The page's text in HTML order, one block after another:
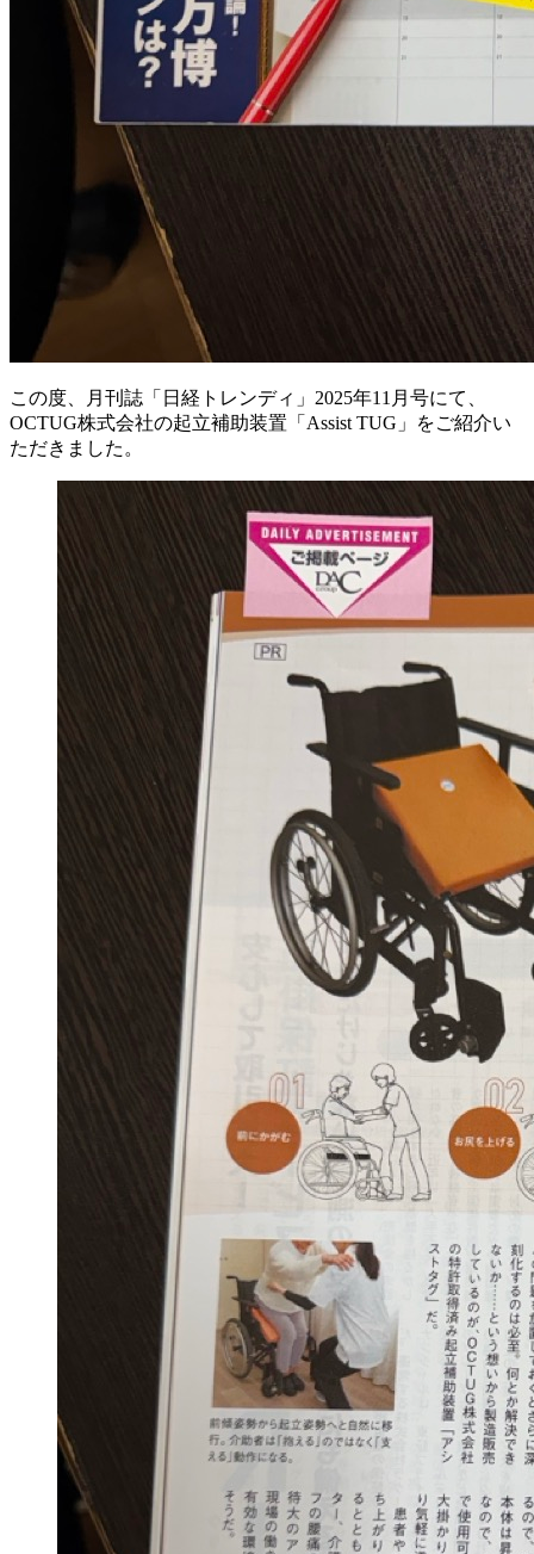
この度、月刊誌「日経トレンディ」2025年11月号にて、
OCTUG株式会社の起立補助装置「Assist TUG」をご紹介い
ただきました。